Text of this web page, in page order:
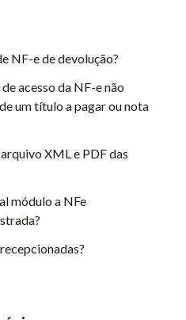
NF-e de devolução?
acesso da NF-e não
um título a pagar ou nota
XML e PDF das
módulo a NFe